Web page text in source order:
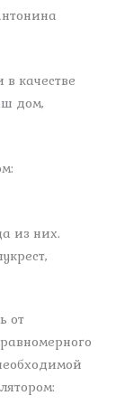
качестве
дом,
из них.
от